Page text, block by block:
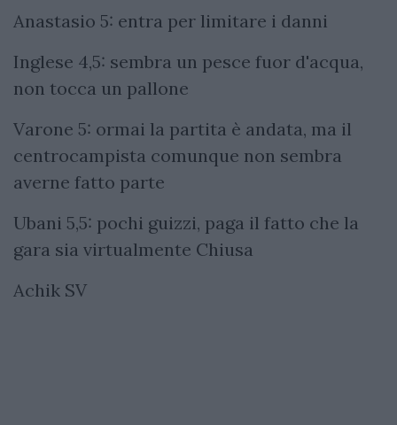
Anastasio 5: entra per limitare i danni
Inglese 4,5: sembra un pesce fuor d'acqua,
non tocca un pallone
Varone 5: ormai la partita è andata, ma il
centrocampista comunque non sembra
averne fatto parte
Ubani 5,5: pochi guizzi, paga il fatto che la
gara sia virtualmente Chiusa
Achik SV